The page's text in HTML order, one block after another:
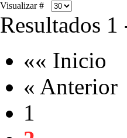
Visualizar #
Resultados 1
«« Inicio
« Anterior
1